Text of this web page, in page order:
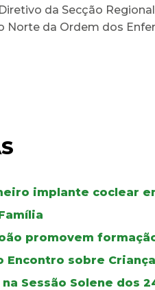
da Secção
Norte da Ordem dos
implante coclear
promovem
Encontro sobre
Sessão Solene dos